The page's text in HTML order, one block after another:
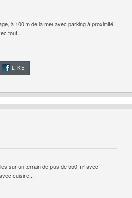
à 100 m de la mer avec parking à proximité.
tout...
LIKE
sur un terrain de plus de 550 m² avec
cuisine...